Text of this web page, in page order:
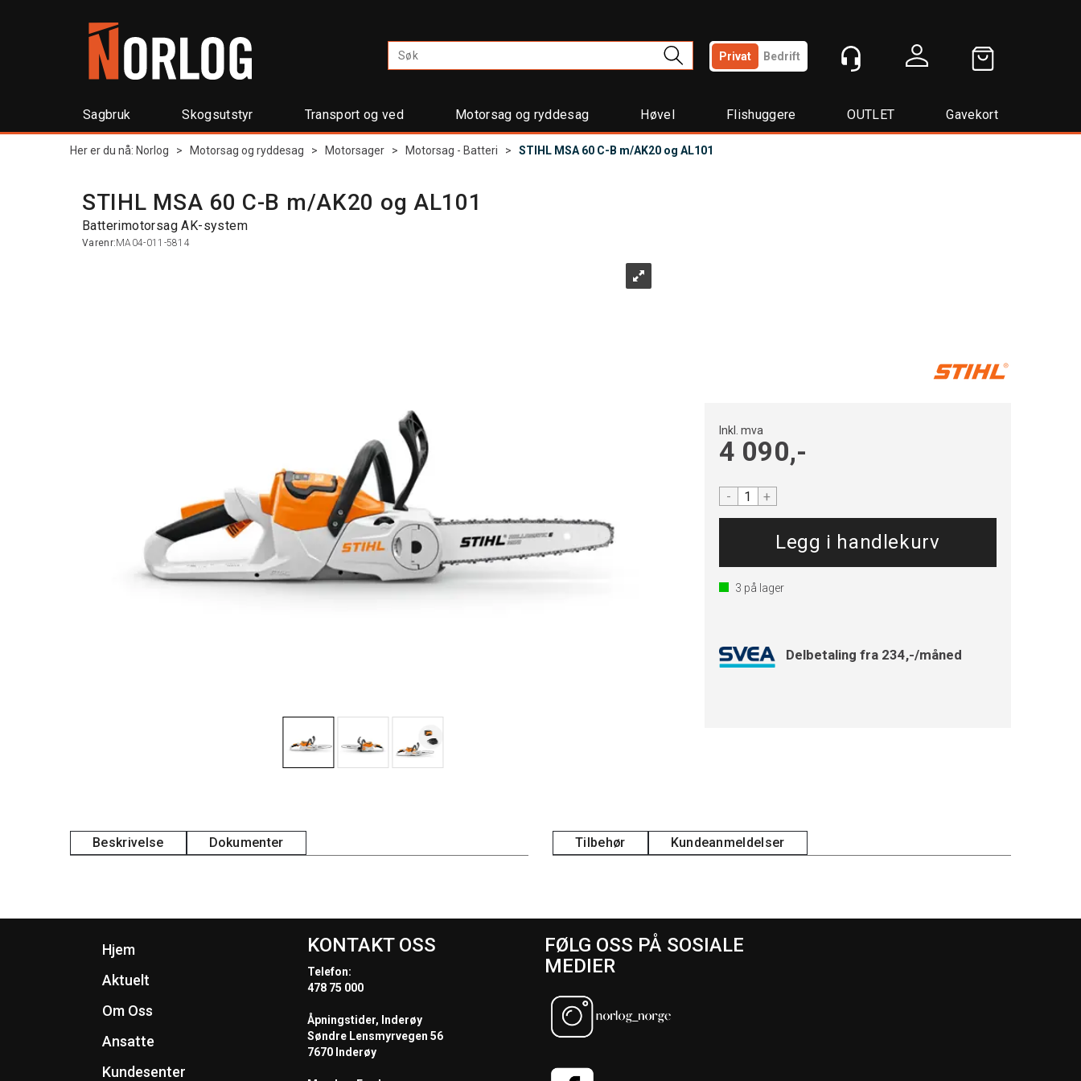
Privat Bedrift
Sagbruk Skogsutstyr Transport og ved Motorsag og ryddesag Høvel Flishuggere OUTLET Gavekort
Her er du nå: Norlog > Motorsag og ryddesag > Motorsager > Motorsag - Batteri > STIHL MSA 60 C-B m/AK20 og AL101
STIHL MSA 60 C-B m/AK20 og AL101
Batterimotorsag AK-system
Varenr:MA04-011-5814
Inkl. mva
4 090,-
- +
3 på lager
Delbetaling fra 234,-/måned
Beskrivelse Dokumenter Tilbehør Kundeanmeldelser
Hjem
Aktuelt
Om Oss
Ansatte
Kundesenter
KONTAKT OSS
Telefon:
478 75 000
Åpningstider, Inderøy
Søndre Lensmyrvegen 56
7670 Inderøy
FØLG OSS PÅ SOSIALE
MEDIER